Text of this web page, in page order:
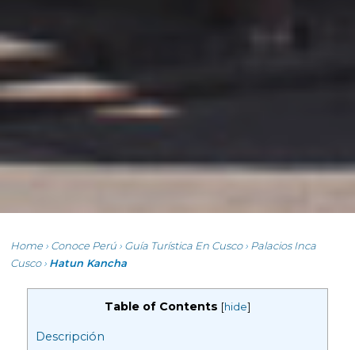
Home › Conoce Perú › Guía Turística En Cusco› Palacios Inca
Cusco› Hatun Kancha
Table of Contents [hide]
Descripción